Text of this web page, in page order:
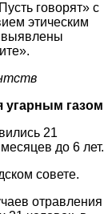
говорят» с
этическим
выявлены
угарным газом
21
до 6 лет.
совете.
отравления